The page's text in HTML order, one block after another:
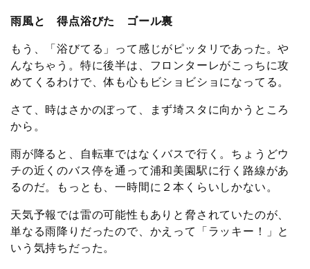
雨風と 得点浴びた ゴール裏
もう、「浴びてる」って感じがピッタリであった。や
んなちゃう。特に後半は、フロンターレがこっちに攻
めてくるわけで、体も心もビショビショになってる。
さて、時はさかのぼって、まず埼スタに向かうところ
から。
雨が降ると、自転車ではなくバスで行く。ちょうどウ
チの近くのバス停を通って浦和美園駅に行く路線があ
るのだ。もっとも、一時間に２本くらいしかない。
天気予報では雷の可能性もありと脅されていたのが、
単なる雨降りだったので、かえって「ラッキー！」と
いう気持ちだった。